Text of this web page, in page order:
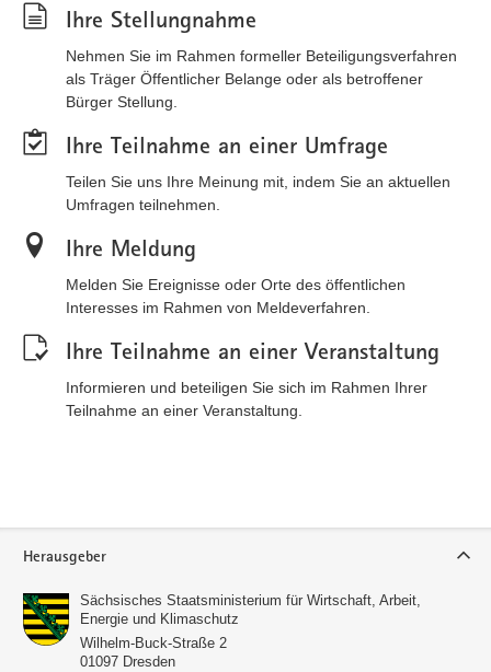
Ihre Stellungnahme
Nehmen Sie im Rahmen formeller Beteiligungsverfahren
als Träger Öffentlicher Belange oder als betroffener
Bürger Stellung.
Ihre Teilnahme an einer Umfrage
Teilen Sie uns Ihre Meinung mit, indem Sie an aktuellen
Umfragen teilnehmen.
Ihre Meldung
Melden Sie Ereignisse oder Orte des öffentlichen
Interesses im Rahmen von Meldeverfahren.
Ihre Teilnahme an einer Veranstaltung
Informieren und beteiligen Sie sich im Rahmen Ihrer
Teilnahme an einer Veranstaltung.
Herausgeber
Sächsisches Staatsministerium für Wirtschaft, Arbeit,
Energie und Klimaschutz
Wilhelm-Buck-Straße 2
01097 Dresden